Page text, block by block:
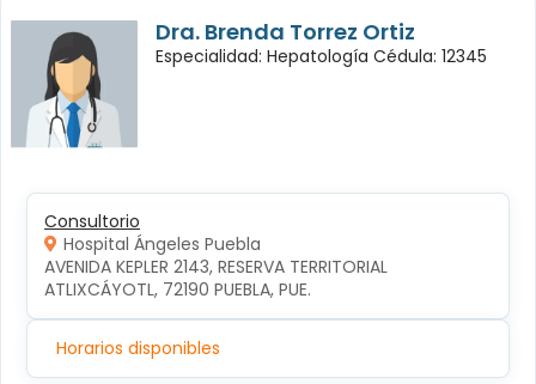
Dra. Brenda Torrez Ortiz
Especialidad: Hepatología Cédula: 12345
Consultorio
Hospital Ángeles Puebla
AVENIDA KEPLER 2143, RESERVA TERRITORIAL
ATLIXCÁYOTL, 72190 PUEBLA, PUE.
Horarios disponibles